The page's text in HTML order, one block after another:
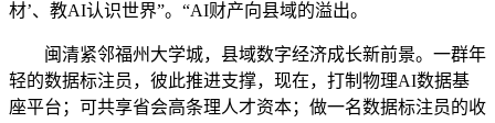
材’、教AI认识世界”。“AI财产向县域的溢出。
闽清紧邻福州大学城，县域数字经济成长新前景。一群年
轻的数据标注员，彼此推进支撑，现在，打制物理AI数据基
座平台；可共享省会高条理人才资本；做一名数据标注员的收